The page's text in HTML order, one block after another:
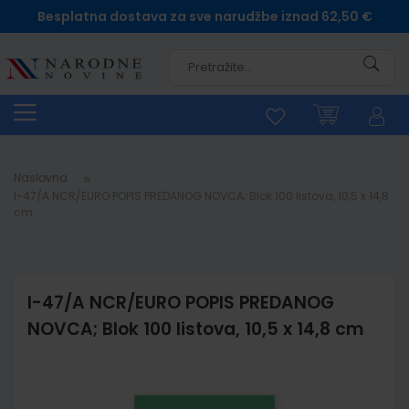
Besplatna dostava za sve narudžbe iznad 62,50 €
Naslovna
I-47/A NCR/EURO POPIS PREDANOG
NOVCA; Blok 100 listova, 10,5 x 14,8 cm